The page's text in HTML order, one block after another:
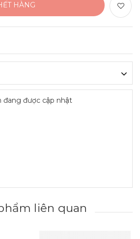
HÀNG
đang được cập nhật
liên quan